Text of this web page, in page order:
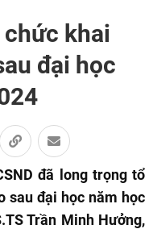
chức khai
đại học
đã long trọng tổ
sau đại học năm học
Trần Minh Hưởng,